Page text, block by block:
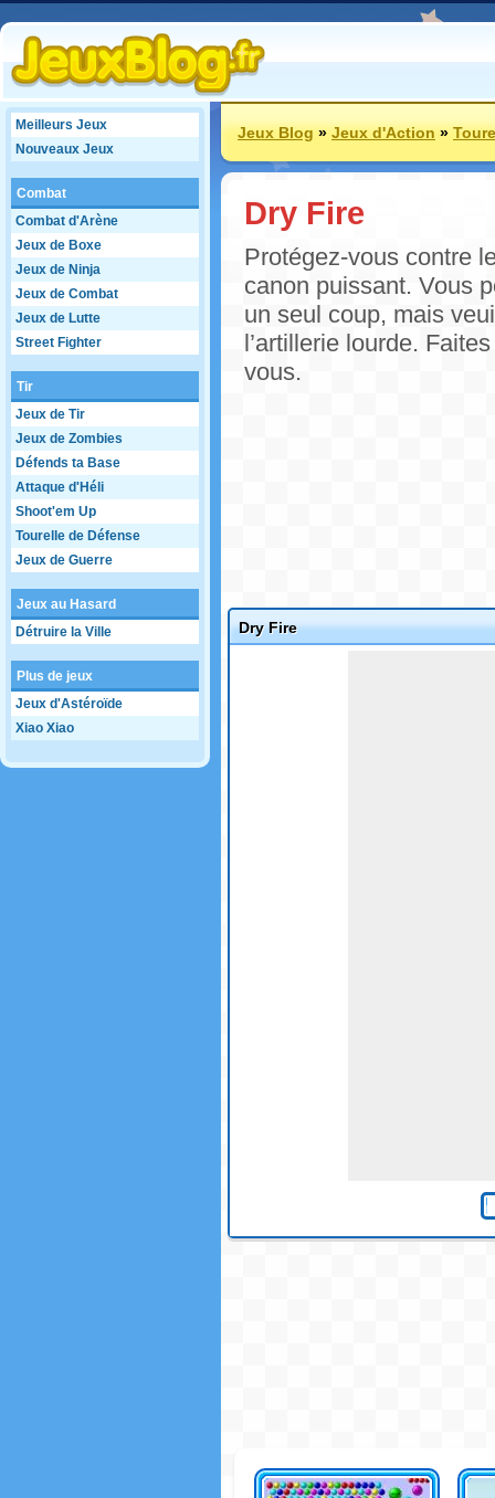
Meilleurs Jeux
Nouveaux Jeux
Combat
Combat d'Arène
Jeux de Boxe
Jeux de Ninja
Jeux de Combat
Jeux de Lutte
Street Fighter
Tir
Jeux de Tir
Jeux de Zombies
Défends ta Base
Attaque d'Héli
Shoot'em Up
Tourelle de Défense
Jeux de Guerre
Jeux au Hasard
Détruire la Ville
Plus de jeux
Jeux d'Astéroïde
Xiao Xiao
Jeux Blog»Jeux d'Action»
Dry Fire
Protégez-vous contre
canon puissant. Vous
un seul coup, mais
l’artillerie lourde.
vous.
Dry Fire